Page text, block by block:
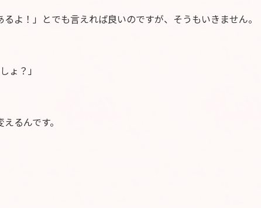
！」とでも言えれば良いのですが、そうもいきません。
ょ？」
るんです。